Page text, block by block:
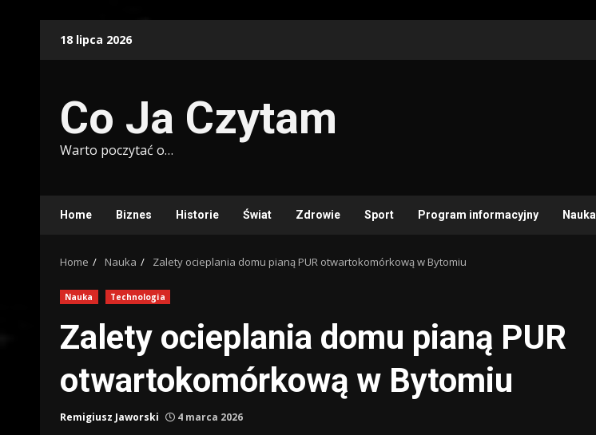
18 lipca 2026
Co Ja Czytam
Warto poczytać o…
Home Biznes Historie Świat Zdrowie Sport Program informacyjny Nauka
Home Nauka Zalety ocieplania domu pianą PUR otwartokomórkową w Bytomiu
Nauka Technologia
Zalety ocieplania domu pianą PUR
otwartokomórkową w Bytomiu
Remigiusz Jaworski 4 marca 2026